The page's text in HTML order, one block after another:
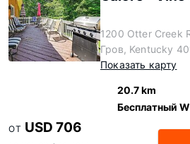
1200 Otter Creek
Гров, Kentucky
Показать карту
20.7 km
Бесплатный
ОТ USD 706